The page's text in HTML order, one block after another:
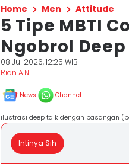
Home Men Attitude
5 Tipe MBTI
Ngobrol
08 Jul 2026, 12:25 WIB
Rian A.N
News Channel
ilustrasi deep talk dengan pasangan
Intinya Sih